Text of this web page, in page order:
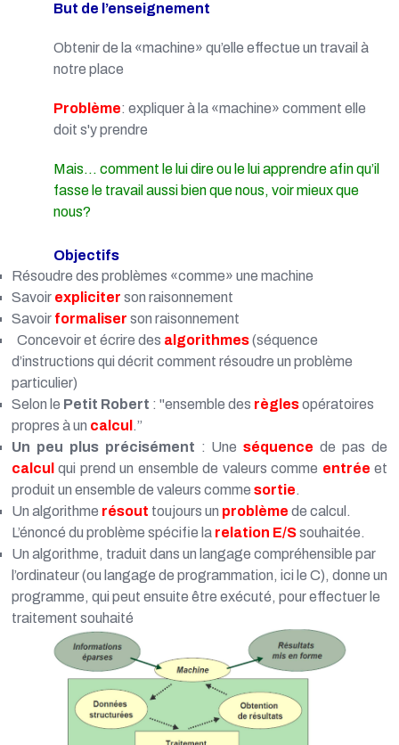
But de l’enseignement
Obtenir de la «machine» qu’elle effectue un travail à
notre place
Problème: expliquer à la «machine» comment elle
doit s'y prendre
Mais... comment le lui dire ou le lui apprendre afin qu’il
fasse le travail aussi bien que nous, voir mieux que
nous?
Objectifs
Résoudre des problèmes «comme» une machine
Savoir expliciter son raisonnement
Savoir formaliser son raisonnement
Concevoir et écrire des algorithmes(séquence
d’instructions qui décrit comment résoudre un problème
particulier)
Selon le Petit Robert : "ensemble des règlesopératoires
propres à un calcul .”
Un peu plus précisément : Uneséquencede pas de
calculqui prend un ensemble de valeurs comme entréeet
produit un ensemble de valeurs comme sortie.
Un algorithme résout toujours un problème de calcul.
L’énoncé du problème spécifie la relation E/Ssouhaitée.
Un algorithme, traduit dans un langage compréhensible par
l’ordinateur (ou langage de programmation, ici le C), donne un
programme, qui peut ensuite être exécuté, pour effectuer le
traitement souhaité